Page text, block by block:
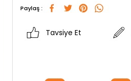
Paylaş :
Tavsiye Et